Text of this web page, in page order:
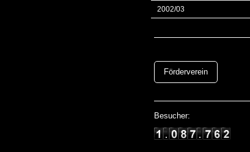
2002/03
Förderverein
Besucher: